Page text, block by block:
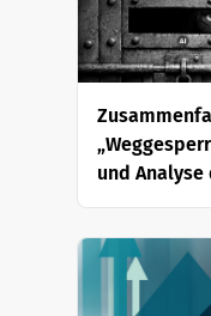
und Analyse